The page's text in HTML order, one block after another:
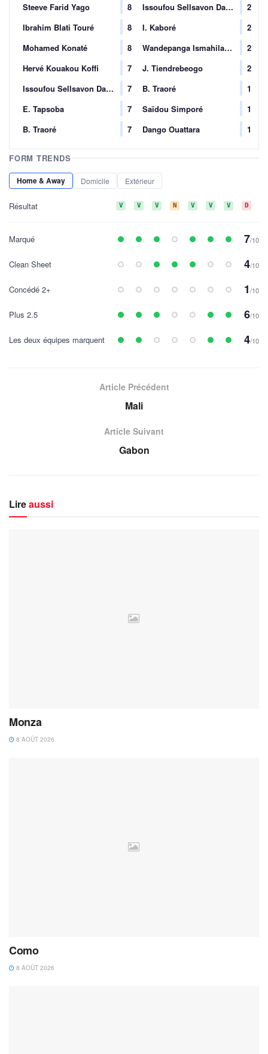
Steeve Farid Yago
8
Ibrahim Blati Touré
8
Mohamed Konaté
8
Hervé Kouakou Koffi
7
Issoufou Sellsavon Dayo
7
E. Tapsoba
7
B. Traoré
7
Issoufou Sellsavon Dayo
2
I. Kaboré
2
Wandepanga Ismahila Ouédraogo
2
J. Tiendrebeogo
2
B. Traoré
1
Saïdou Simporé
1
Dango Ouattara
1
FORM TRENDS
Home & Away Domicile Extérieur
Résultat V V V N V V V D
Marqué 7/10
Clean Sheet 4/10
Concédé 2+ 1/10
Plus 2.5 6/10
Les deux équipes marquent 4/10
Article Précédent
Mali
Article Suivant
Gabon
Lireaussi
Monza
8 AOÛT 2026
Como
8 AOÛT 2026